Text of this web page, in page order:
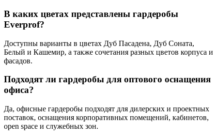
В каких цветах представлены гардеробы
Everprof?
Доступны варианты в цветах Дуб Пасадена, Дуб Соната,
Белый и Кашемир, а также сочетания разных цветов корпуса и
фасадов.
Подходят ли гардеробы для оптового оснащения
офиса?
Да, офисные гардеробы подходят для дилерских и проектных
поставок, оснащения корпоративных помещений, кабинетов,
open space и служебных зон.